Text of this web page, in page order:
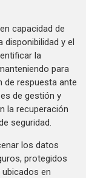
capacidad de
disponibilidad y el
la
para
de respuesta ante
de gestión y
la recuperación
seguridad.
los datos
protegidos
en